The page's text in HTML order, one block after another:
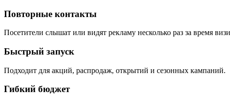
Повторные контакты
Посетители слышат или видят рекламу несколько раз за время
Быстрый запуск
Подходит для акций, распродаж, открытий и сезонных кампаний.
Гибкий бюджет